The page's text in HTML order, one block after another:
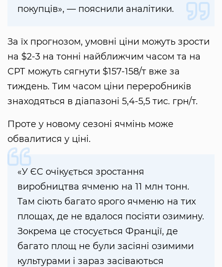
покупців», — пояснили аналітики.
За їх прогнозом, умовні ціни можуть зрости
на $2-3 на тонні найближчим часом та на
СРТ можуть сягнути $157-158/т вже за
тиждень. Тим часом ціни переробників
знаходяться в діапазоні 5,4-5,5 тис. грн/т.
Проте у новому сезоні ячмінь може
обвалитися у ціні.
«У ЄС очікується зростання
виробництва ячменю на 11 млн тонн.
Там сіють багато ярого ячменю на тих
площах, де не вдалося посіяти озимину.
Зокрема це стосується Франції, де
багато площ не були засіяні озимими
культурами і зараз засіваються